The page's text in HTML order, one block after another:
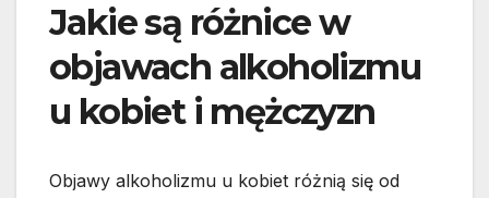
Jakie są różnice w
objawach alkoholizmu
u kobiet i mężczyzn
Objawy alkoholizmu u kobiet różnią się od